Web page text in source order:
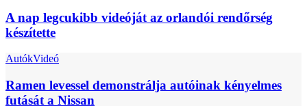
A nap legcukibb videóját az orlandói rendőrség
készítette
AutókVideó
Ramen levessel demonstrálja autóinak kényelmes
futását a Nissan